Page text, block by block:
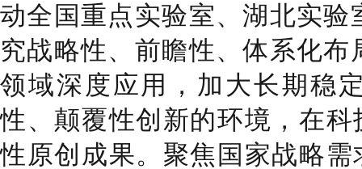
动全国重点实验室、湖北实
究战略性、前瞻性、体系化
领域深度应用，加大长期稳
性、颠覆性创新的环境，在科
性原创成果。聚焦国家战略